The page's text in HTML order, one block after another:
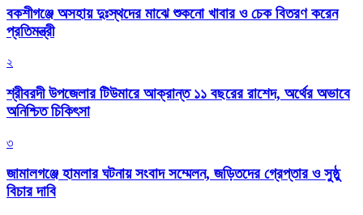
বকশীগঞ্জে অসহায় দুঃস্থদের মাঝে শুকনো খাবার ও চেক বিতরণ করেন
প্রতিমন্ত্রী
২
শ্রীবরদী উপজেলার টিউমারে আক্রান্ত ১১ বছরের রাশেদ, অর্থের অভাবে
অনিশ্চিত চিকিৎসা
৩
জামালগঞ্জে হামলার ঘটনায় সংবাদ সম্মেলন, জড়িতদের গ্রেপ্তার ও সুষ্ঠু
বিচার দাবি